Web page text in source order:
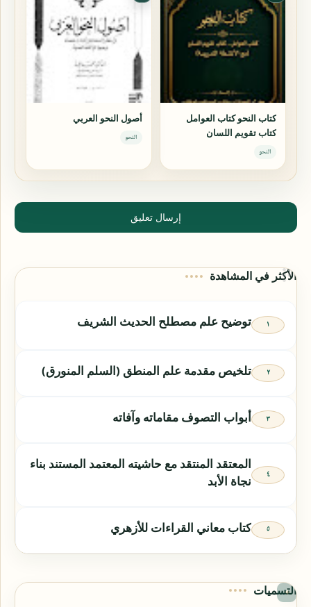
كتاب النحو كتاب العوامل
كتاب تقويم اللسان
النحو
أصول النحو العربي
النحو
إرسال تعليق
الأكثر في المشاهدة
توضيح علم مصطلح الحديث الشريف
تلخيص مقدمة علم المنطق (السلم المنورق)
أبواب التصوف مقاماته وآفاته
المعتقد المنتقد مع حاشيته المعتمد المستند بناء
نجاة الأبد
كتاب معاني القراءات للأزهري
التسميات